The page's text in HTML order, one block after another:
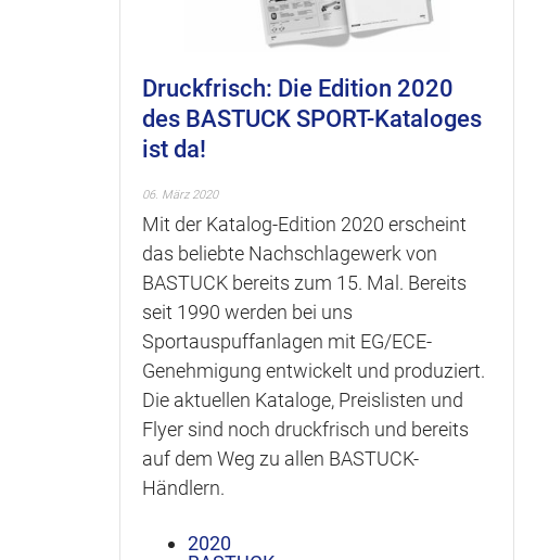
Druckfrisch: Die Edition 2020
des BASTUCK SPORT-Kataloges
ist da!
06. März 2020
Mit der Katalog-Edition 2020 erscheint
das beliebte Nachschlagewerk von
BASTUCK bereits zum 15. Mal. Bereits
seit 1990 werden bei uns
Sportauspuffanlagen mit EG/ECE-
Genehmigung entwickelt und produziert.
Die aktuellen Kataloge, Preislisten und
Flyer sind noch druckfrisch und bereits
auf dem Weg zu allen BASTUCK-
Händlern.
2020